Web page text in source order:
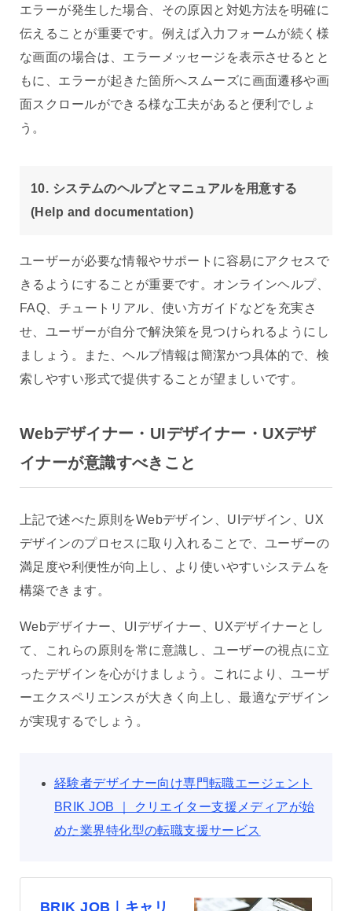
エラーが発生した場合、その原因と対処方法を明確に
伝えることが重要です。例えば入力フォームが続く様
な画面の場合は、エラーメッセージを表示させるとと
もに、エラーが起きた箇所へスムーズに画面遷移や画
面スクロールができる様な工夫があると便利でしょ
う。
10. システムのヘルプとマニュアルを用意する
(Help and documentation)
ユーザーが必要な情報やサポートに容易にアクセスで
きるようにすることが重要です。オンラインヘルプ、
FAQ、チュートリアル、使い方ガイドなどを充実さ
せ、ユーザーが自分で解決策を見つけられるようにし
ましょう。また、ヘルプ情報は簡潔かつ具体的で、検
索しやすい形式で提供することが望ましいです。
Webデザイナー・UIデザイナー・UXデザ
イナーが意識すべきこと
上記で述べた原則をWebデザイン、UIデザイン、UX
デザインのプロセスに取り入れることで、ユーザーの
満足度や利便性が向上し、より使いやすいシステムを
構築できます。
Webデザイナー、UIデザイナー、UXデザイナーとし
て、これらの原則を常に意識し、ユーザーの視点に立
ったデザインを心がけましょう。これにより、ユーザ
ーエクスペリエンスが大きく向上し、最適なデザイン
が実現するでしょう。
経験者デザイナー向け専門転職エージェント
BRIK JOB ｜ クリエイター支援メディアが始
めた業界特化型の転職支援サービス
BRIK JOB｜キャリ